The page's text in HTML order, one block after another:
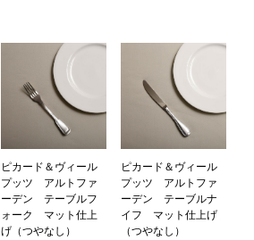
ピカード＆ヴィール
プッツ アルトファ
ーデン テーブルフ
ォーク マット仕上
げ（つやなし）
ピカード＆ヴィール
プッツ アルトファ
ーデン テーブルナ
イフ マット仕上げ
（つやなし）